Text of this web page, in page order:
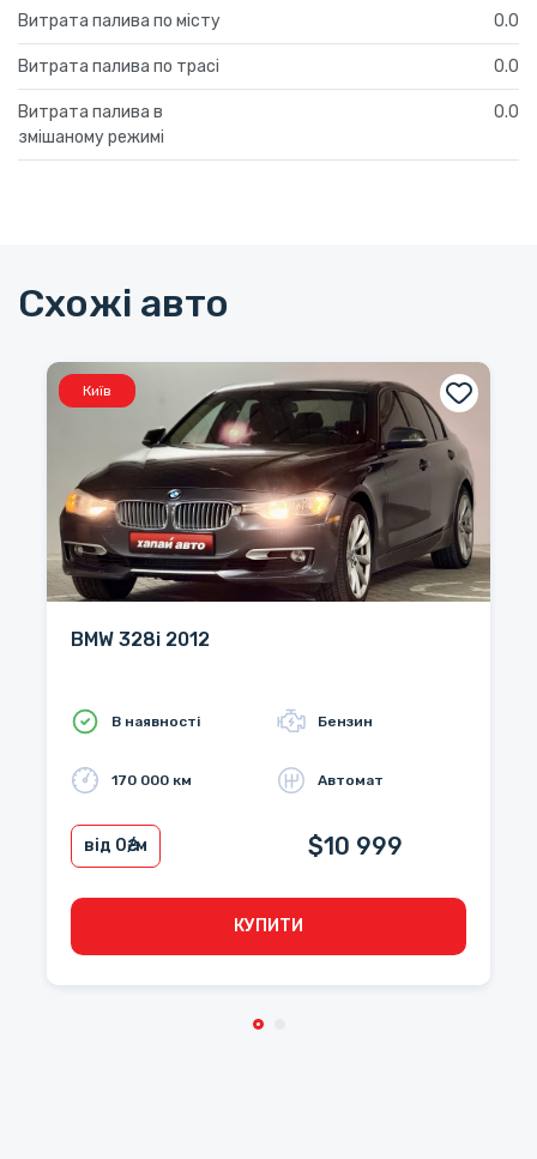
Витрата палива по місту 0.0
Витрата палива по трасі 0.0
Витрата палива в
змішаному режимі
0.0
Схожі авто
Київ
BMW 328i 2012
В наявності Бензин
170 000 км Автомат
від 0₴/м $10 999
КУПИТИ